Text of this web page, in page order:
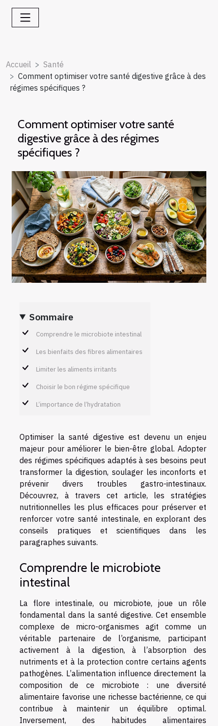
Accueil
Santé
Comment optimiser votre santé digestive grâce à des
régimes spécifiques ?
Comment optimiser votre santé
digestive grâce à des régimes
spécifiques ?
Sommaire
Comprendre le microbiote intestinal
Les bienfaits des fibres alimentaires
Limiter les aliments irritants
Choisir le bon régime spécifique
L’importance de l’hydratation
Optimiser la santé digestive est devenu un enjeu
majeur pour améliorer le bien-être global. Adopter
des régimes spécifiques adaptés à ses besoins peut
transformer la digestion, soulager les inconforts et
prévenir divers troubles gastro-intestinaux.
Découvrez, à travers cet article, les stratégies
nutritionnelles les plus efficaces pour préserver et
renforcer votre santé intestinale, en explorant des
conseils pratiques et scientifiques dans les
paragraphes suivants.
Comprendre le microbiote
intestinal
La flore intestinale, ou microbiote, joue un rôle
fondamental dans la santé digestive. Cet ensemble
complexe de micro-organismes agit comme un
véritable partenaire de l’organisme, participant
activement à la digestion, à l’absorption des
nutriments et à la protection contre certains agents
pathogènes. L’alimentation influence directement la
composition de ce microbiote : une diversité
alimentaire favorise une richesse bactérienne, ce qui
contribue à maintenir un équilibre optimal.
Inversement, des habitudes alimentaires